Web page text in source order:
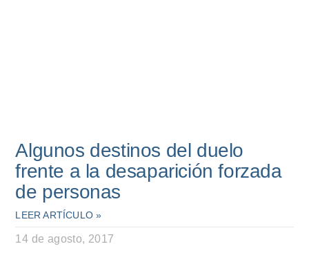
Algunos destinos del duelo
frente a la desaparición forzada
de personas
LEER ARTÍCULO »
14 de agosto, 2017